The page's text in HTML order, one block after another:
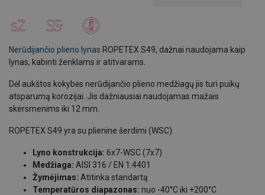
Nerūdijančio plieno lynas ROPETEX S49, dažnai naudojama kaip
lynas, kabinti ženklams ir atitvarams.
Dėl aukštos kokybės nerūdijančio plieno medžiagų jis turi puikų
atsparumą korozijai. Jis dažniausiai naudojamas mažais
skersmenims iki 12 mm.
ROPETEX S49 yra su plienine šerdimi (WSC).
Lyno konstrukcija: 6x7-WSC (7x7)
Medžiaga: AISI 316 / EN 1.4401
Žymėjimas: Atitinka standartą
Temperatūros diapazonas: nuo -40°C iki +200°C